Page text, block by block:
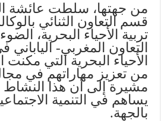
من جهتها، سلطت عائشة
قسم التعاون الثنائي
تربية الأحياء البحرية،
التعاون المغربي-
الأحياء البحرية التي مكنت
من تعزيز مهاراتهم في
مشيرة إلى أن هذا النشاط
يساهم في التنمية
بالجهة.